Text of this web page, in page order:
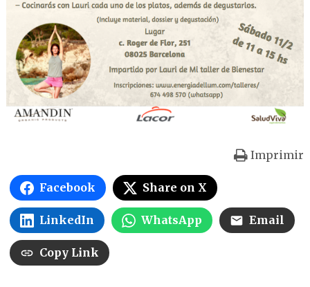
Imprimir
Facebook Share on X
LinkedIn WhatsApp Email
Copy Link